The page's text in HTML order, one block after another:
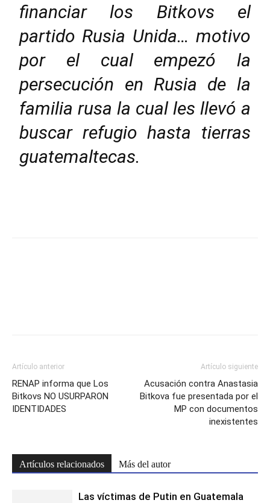
financiar los Bitkovs el
partido Rusia Unida… motivo
por el cual empezó la
persecución en Rusia de la
familia rusa la cual les llevó a
buscar refugio hasta tierras
guatemaltecas.
Artículo anterior
RENAP informa que Los
Bitkovs NO USURPARON
IDENTIDADES
Artículo siguiente
Acusación contra Anastasia
Bitkova fue presentada por el
MP con documentos
inexistentes
Artículos relacionados Más del autor
Las víctimas de Putin en Guatemala